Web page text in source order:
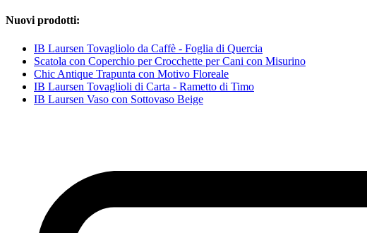
Nuovi prodotti:
IB Laursen Tovagliolo da Caffè - Foglia di Quercia
Scatola con Coperchio per Crocchette per Cani con Misurino
Chic Antique Trapunta con Motivo Floreale
IB Laursen Tovaglioli di Carta - Rametto di Timo
IB Laursen Vaso con Sottovaso Beige